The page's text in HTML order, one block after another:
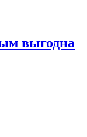
выгодна